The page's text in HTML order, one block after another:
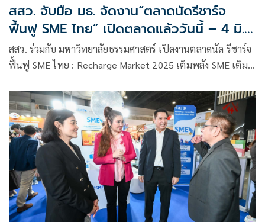
สสว. จับมือ มธ. จัดงาน“ตลาดนัดรีชาร์จ
ฟื้นฟู SME ไทย” เปิดตลาดแล้ววันนี้ – 4 มิ.ย.
ณ ศูนย์การค้าโรบินสัน ศรีสมาน
สสว. ร่วมกับ มหาวิทยาลัยธรรมศาสตร์ เปิดงานตลาดนัด รีชาร์จ
ฟื้นฟู SME ไทย : Recharge Market 2025 เติมพลัง SME เติม